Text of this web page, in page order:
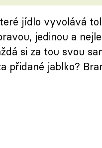
jídlo vyvolává
jedinou a
si za tou svou
přidané jablko?